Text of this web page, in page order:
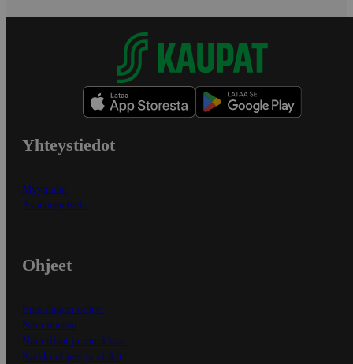
Yhteystiedot
Myymälät
Asiakaspalvelu
Ohjeet
Ensitilaajan ohjeet
Näin maksat
Näin tilaat ja muokkaat
Kaikki ohjeet ja vinkit